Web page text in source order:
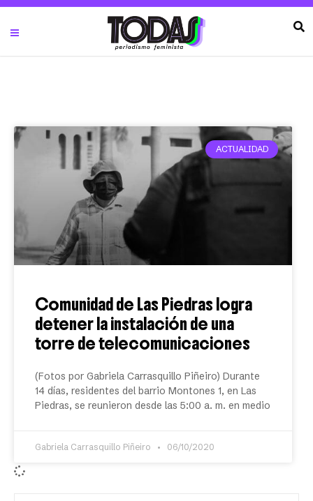
ACTUALIDAD
Comunidad de Las Piedras logra
detener la instalación de una
torre de telecomunicaciones
(Fotos por Gabriela Carrasquillo Piñeiro) Durante
14 días, residentes del barrio Montones 1, en Las
Piedras, se reunieron desde las 5:00 a. m. en medio
Gabriela Carrasquillo Piñeiro 06/10/2020